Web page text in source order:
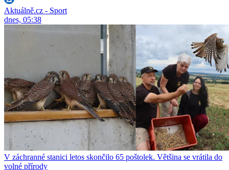
Aktuálně.cz - Sport
dnes, 05:38
V záchranné stanici letos skončilo 65 poštolek. Většina se vrátila do
volné přírody